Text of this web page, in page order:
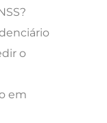
o
em